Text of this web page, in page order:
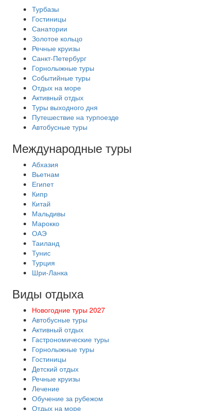
Турбазы
Гостиницы
Санатории
Золотое кольцо
Речные круизы
Санкт-Петербург
Горнолыжные туры
Событийные туры
Отдых на море
Активный отдых
Туры выходного дня
Путешествие на турпоезде
Автобусные туры
Международные туры
Абхазия
Вьетнам
Египет
Кипр
Китай
Мальдивы
Марокко
ОАЭ
Таиланд
Тунис
Турция
Шри-Ланка
Виды отдыха
Новогодние туры 2027
Автобусные туры
Активный отдых
Гастрономические туры
Горнолыжные туры
Гостиницы
Детский отдых
Речные круизы
Лечение
Обучение за рубежом
Отдых на море